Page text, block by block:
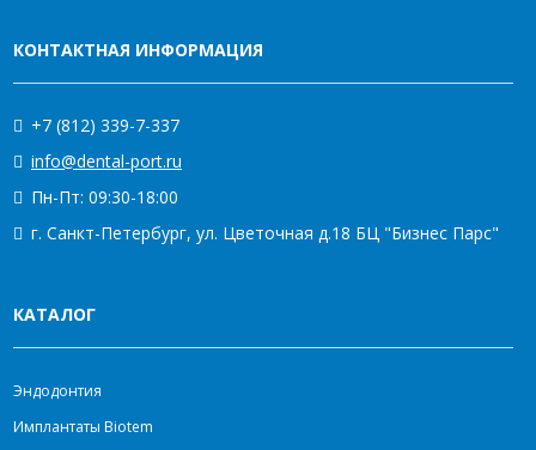
КОНТАКТНАЯ ИНФОРМАЦИЯ
+7 (812) 339-7-337
info@dental-port.ru
Пн-Пт: 09:30-18:00
г. Санкт-Петербург, ул. Цветочная д.18 БЦ "Бизнес Парс"
КАТАЛОГ
Эндодонтия
Имплантаты Biotem